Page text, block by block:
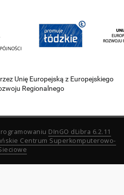
Unię Europejską z Europejskiego
Regionalnego
DInGO dLibra 6.2.11
Centrum Superkomputerowo-